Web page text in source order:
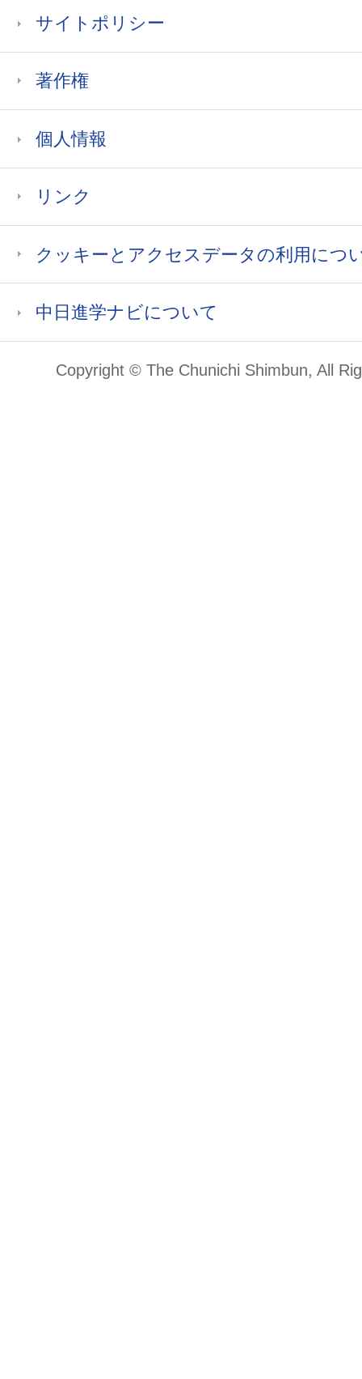
サイトポリシー
著作権
個人情報
リンク
クッキーとアクセスデータの利用につ
中日進学ナビについて
Copyright © The Chunichi Shimbun, All